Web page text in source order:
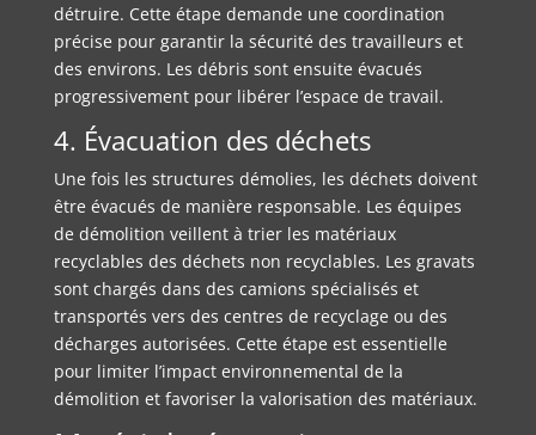
détruire. Cette étape demande une coordination
précise pour garantir la sécurité des travailleurs et
des environs. Les débris sont ensuite évacués
progressivement pour libérer l’espace de travail.
4. Évacuation des déchets
Une fois les structures démolies, les déchets doivent
être évacués de manière responsable. Les équipes
de démolition veillent à trier les matériaux
recyclables des déchets non recyclables. Les gravats
sont chargés dans des camions spécialisés et
transportés vers des centres de recyclage ou des
décharges autorisées. Cette étape est essentielle
pour limiter l’impact environnemental de la
démolition et favoriser la valorisation des matériaux.